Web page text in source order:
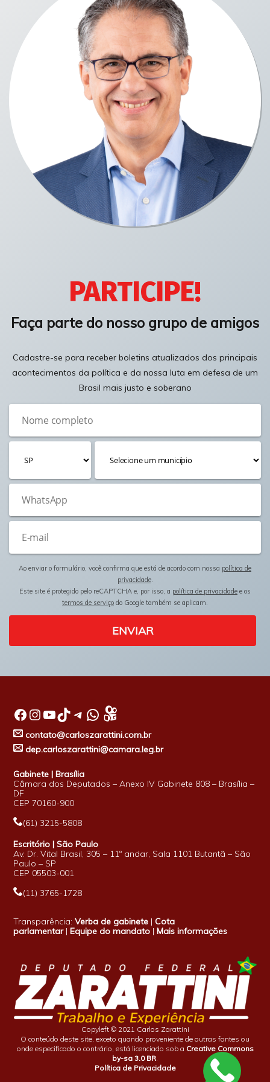
PARTICIPE!
Faça parte do nosso grupo de amigos
Cadastre-se para receber boletins atualizados dos principais
acontecimentos da política e da nossa luta em defesa de um
Brasil mais justo e soberano
Ao enviar o formulário, você confirma que está de acordo com nossa política de
privacidade.
Este site é protegido pelo reCAPTCHA e, por isso, a política de privacidade e os
termos de serviço do Google também se aplicam.
ENVIAR
Facebook InstagramYoutube TikTok Telegram WhatsApp
contato@carloszarattini.com.br
dep.carloszarattini@camara.leg.br
Gabinete | Brasília
Câmara dos Deputados – Anexo IV Gabinete 808 – Brasília –
DF
CEP 70160-900
(61) 3215-5808
Escritório | São Paulo
Av. Dr. Vital Brasil, 305 – 11º andar, Sala 1101 Butantã – São
Paulo – SP
CEP 05503-001
(11) 3765-1728
Transparência:Verba de gabinete |Cota
parlamentar|Equipe do mandato |Mais informações
Copyleft © 2021 Carlos Zarattini
O conteúdo deste site, exceto quando proveniente de outras fontes ou
onde especificado o contrário, está licenciado sob a Creative Commons
by-sa 3.0 BR
Política de Privacidade